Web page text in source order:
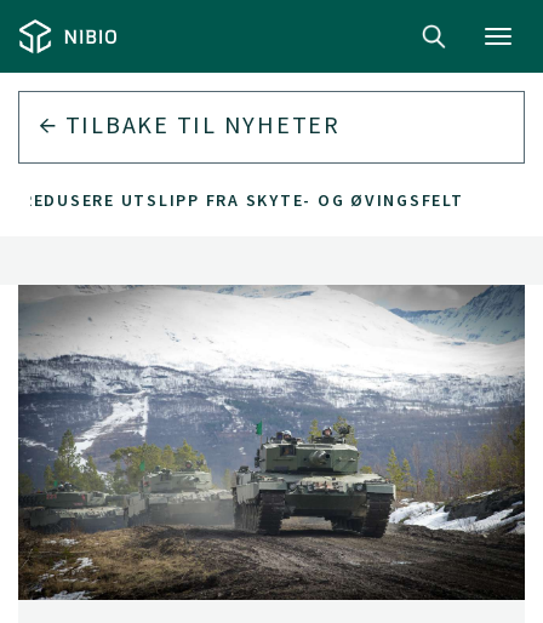
TILBAKE TIL NYHETER
REDUSERE UTSLIPP FRA SKYTE- OG ØVINGSFELT